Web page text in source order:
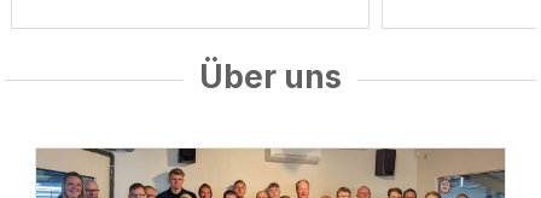
Über uns